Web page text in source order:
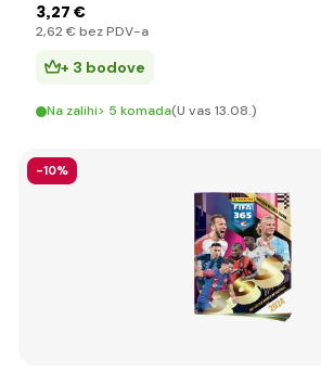
3,27 €
2,62 € bez PDV-a
+ 3 bodove
Na zalihi> 5 komada(U vas 13.08.)
-10%